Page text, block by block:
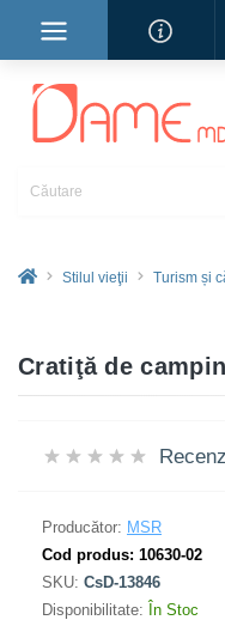
Stilul vieţii Turism și
Cratiţă de
Producător: MSR
Cod produs: 10630-02
SKU: CsD-13846
Disponibilitate: În Stoc